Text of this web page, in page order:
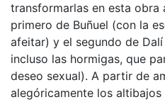
transformarlas en esta obra
primero de Buñuel (con la
afeitar) y el segundo de
incluso las hormigas, que
deseo sexual). A partir de
alegóricamente los